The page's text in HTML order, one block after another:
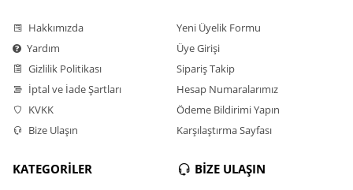
Hakkımızda
Yardım
Gizlilik Politikası
İptal ve İade Şartları
KVKK
Bize Ulaşın
Yeni Üyelik Formu
Üye Girişi
Sipariş Takip
Hesap Numaralarımız
Ödeme Bildirimi Yapın
Karşılaştırma Sayfası
KATEGORİLER BİZE ULAŞIN